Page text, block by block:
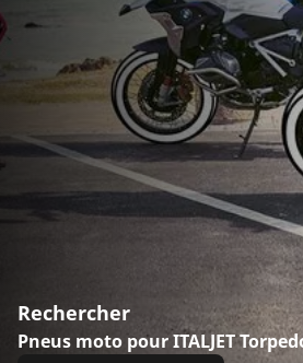
Rechercher
Pneus moto pour ITALJET